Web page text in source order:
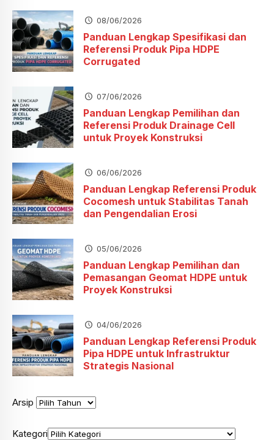
08/06/2026
Panduan Lengkap Spesifikasi dan
Referensi Produk Pipa HDPE
Corrugated
07/06/2026
Panduan Lengkap Pemilihan dan
Referensi Produk Drainage Cell
untuk Proyek Konstruksi
06/06/2026
Panduan Lengkap Referensi Produk
Cocomesh untuk Stabilitas Tanah
dan Pengendalian Erosi
05/06/2026
Panduan Lengkap Pemilihan dan
Pemasangan Geomat HDPE untuk
Proyek Konstruksi
04/06/2026
Panduan Lengkap Referensi Produk
Pipa HDPE untuk Infrastruktur
Strategis Nasional
Arsip
Kategori